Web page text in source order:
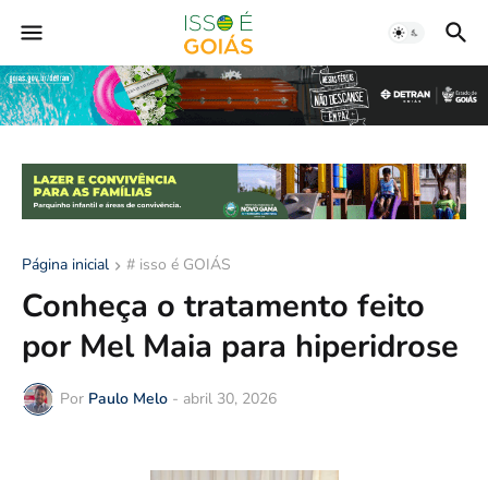
Página inicial # isso é GOIÁS
Conheça o tratamento feito
por Mel Maia para hiperidrose
Por Paulo Melo - abril 30, 2026